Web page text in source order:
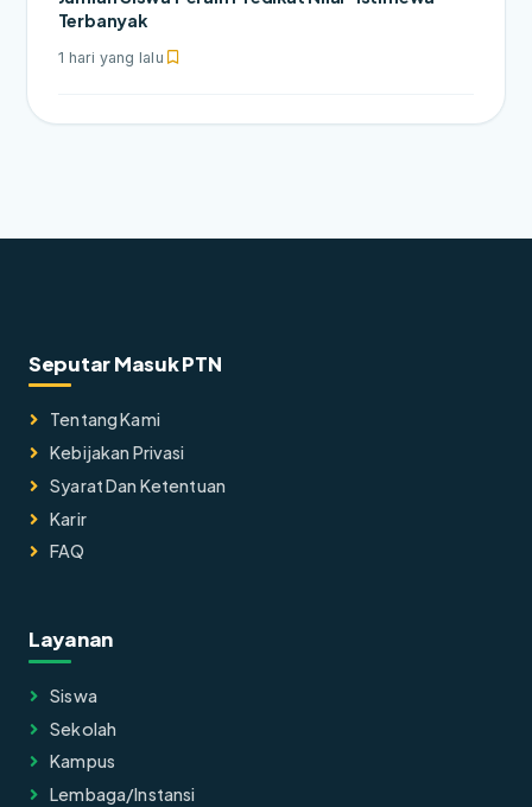
Terbanyak
1 hari yang lalu
Seputar Masuk PTN
Tentang Kami
Kebijakan Privasi
Syarat Dan Ketentuan
Karir
FAQ
Layanan
Siswa
Sekolah
Kampus
Lembaga/instansi